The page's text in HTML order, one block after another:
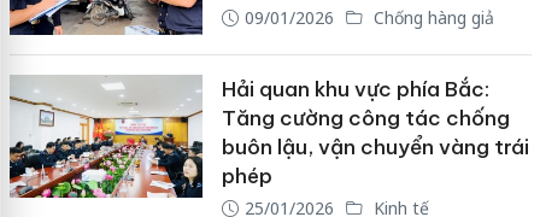
09/01/2026 Chống hàng giả
Hải quan khu vực phía Bắc:
Tăng cường công tác chống
buôn lậu, vận chuyển vàng trái
phép
25/01/2026 Kinh tế